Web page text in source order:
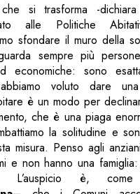
si trasforma -
alle Politiche
sfondare il muro della
sempre più
economiche: sono
voluto dare
è un modo per
che è una piaga
la solitudine e
misura. Penso agli
e non hanno una
L’auspicio è,